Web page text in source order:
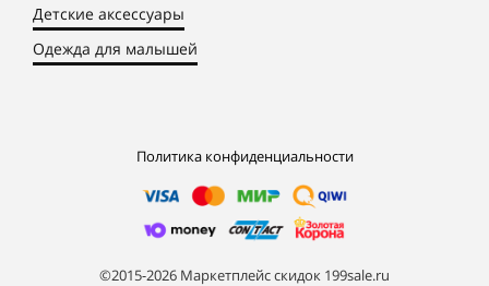
Детские аксессуары
Одежда для малышей
Политика конфиденциальности
©2015-2026 Маркетплейс скидок 199sale.ru